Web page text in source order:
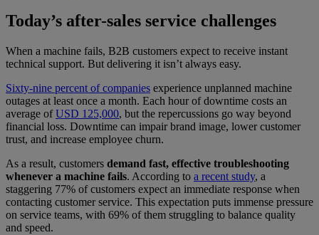
Today’s after-sales service challenges
When a machine fails, B2B customers expect to receive instant
technical support. But delivering it isn’t always easy.
Sixty-nine percent of companies experience unplanned machine
outages at least once a month. Each hour of downtime costs an
average ofUSD 125,000, but the repercussions go way beyond
financial loss. Downtime can impair brand image, lower customer
trust, and increase employee churn.
As a result, customers demand fast, effective troubleshooting
whenever a machine fails. According to a recent study, a
staggering 77% of customers expect an immediate response when
contacting customer service. This expectation puts immense pressure
on service teams, with 69% of them struggling to balance quality
and speed.